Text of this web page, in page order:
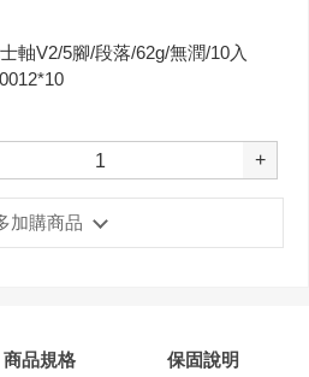
軸V2/5腳/段落/62g/無潤/10入
+
加購商品
商品規格 保固說明